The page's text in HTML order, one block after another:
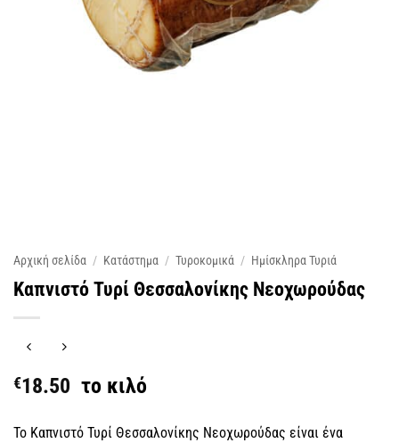
Αρχική σελίδα / Κατάστημα / Τυροκομικά / Ημίσκληρα Τυριά
Καπνιστό Τυρί Θεσσαλονίκης Νεοχωρούδας
€18.50 το κιλό
Το Καπνιστό Τυρί Θεσσαλονίκης Νεοχωρούδας είναι ένα